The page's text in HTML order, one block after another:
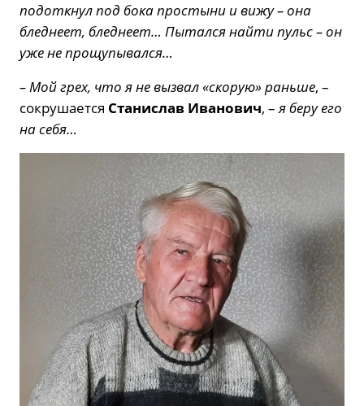
подоткнул под бока простыни и вижу – она
бледнеет, бледнеет… Пытался найти пульс – он
уже не прощупывался…
– Мой грех, что я не вызвал «скорую» раньше, –
сокрушается Станислав Иванович, –я беру его
на себя…